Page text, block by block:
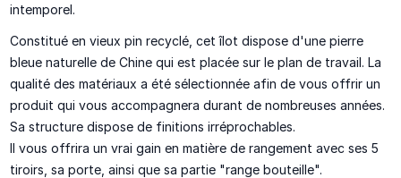
intemporel.
Constitué envieux pin recyclé , cet îlot dispose d'une pierre
bleue naturelle de Chine qui est placée sur le plan de travail. La
qualité des matériaux a été sélectionnée afin de vous offrir un
produit qui vous accompagnera durant de nombreuses années.
Sa structure dispose de finitions irréprochables.
Il vous offrira un vrai gain en matière de rangement avec ses 5
tiroirs, sa porte, ainsi que sa partie "range bouteille".